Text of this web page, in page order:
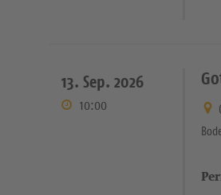
13. Sep. 2026
10:00